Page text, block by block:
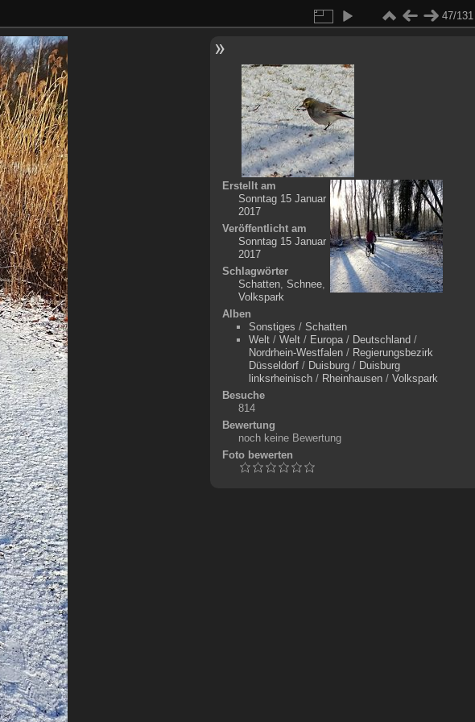
47/131
Erstellt am
Sonntag 15 Januar
2017
Veröffentlicht am
Sonntag 15 Januar
2017
Schlagwörter
Schatten, Schnee,
Volkspark
Alben
Sonstiges / Schatten
Welt/ Welt/ Europa/ Deutschland /
Nordrhein-Westfalen/ Regierungsbezirk
Düsseldorf/ Duisburg/ Duisburg
linksrheinisch/ Rheinhausen/ Volkspark
Besuche
814
Bewertung
noch keine Bewertung
Foto bewerten